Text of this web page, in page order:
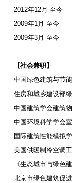
2012年12月 -至今
2009年1月 -至今
2009年3月 -至今
【社会兼职】
中国绿色建筑与节
住房和城乡建设部
中国建筑学会建筑
中国环境科学学会
国际建筑性能模拟
美国供暖制冷空调
《生态城市与绿色
北京市绿色建筑促